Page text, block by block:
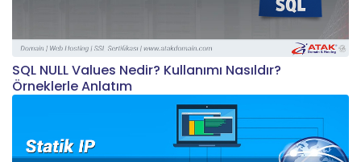
SQL NULL Values Nedir? Kullanımı Nasıldır?
Örneklerle Anlatım